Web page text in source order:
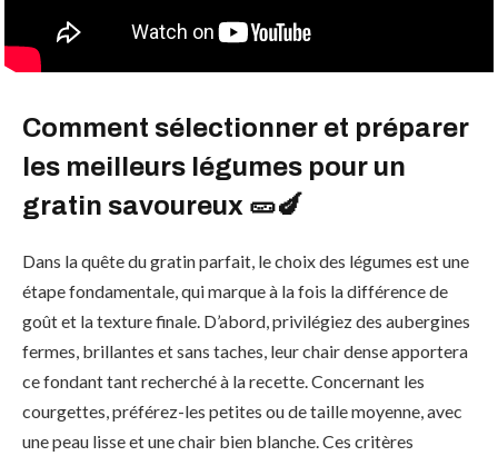
Comment sélectionner et préparer
les meilleurs légumes pour un
gratin savoureux 🥒🍆
Dans la quête du gratin parfait, le choix des légumes est une
étape fondamentale, qui marque à la fois la différence de
goût et la texture finale. D’abord, privilégiez des aubergines
fermes, brillantes et sans taches, leur chair dense apportera
ce fondant tant recherché à la recette. Concernant les
courgettes, préférez-les petites ou de taille moyenne, avec
une peau lisse et une chair bien blanche. Ces critères